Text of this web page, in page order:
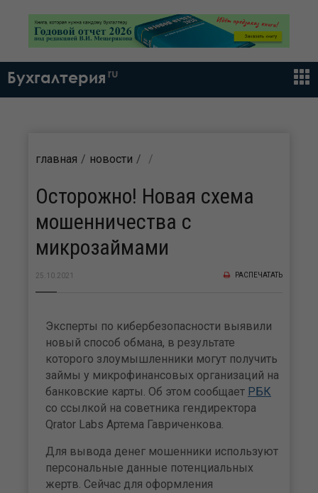
Бухгалтерия ru
главная новости
Осторожно! Новая схема
мошенничества с
микрозаймами
25.10.2021 РАСПЕЧАТАТЬ
Эксперты по кибербезопасности выявили
новый способ обмана, в результате
которого злоумышленники могут получить
займы у микрофинансовых организаций на
банковские карты. Об этом сообщает РБК
со ссылкой на советника гендиректора
Qrator Labs Артема Гавриченкова.
Для вывода денег мошенники используют
персональные данные потенциальных
жертв. Сейчас для оформления